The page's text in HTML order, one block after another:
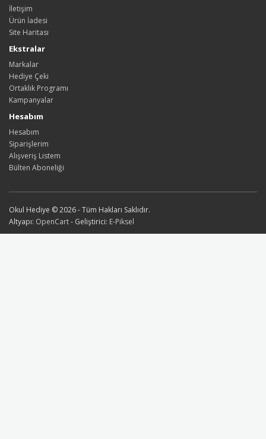
İletişim
Ürün İadesi
Site Haritası
Ekstralar
Markalar
Hediye Çeki
Ortaklık Programı
Kampanyalar
Hesabım
Hesabım
Siparişlerim
Alışveriş Listem
Bülten Aboneliği
Okul Hediye © 2026 - Tüm Hakları Saklıdır.
Altyapı: OpenCart- Geliştirici: E-Piksel